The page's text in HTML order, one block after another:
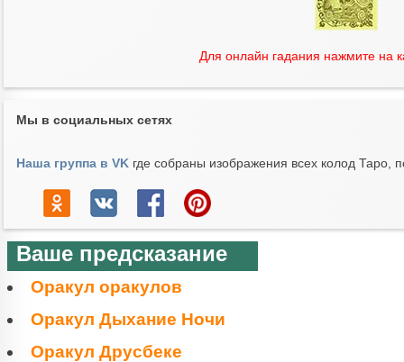
Для онлайн гадания нажмите на
Мы в социальных сетях
Наша группа в VKгде собраны изображения всех колод Таро,
Ваше предсказание
Оракул оракулов
Оракул Дыхание Ночи
Оракул Друсбеке